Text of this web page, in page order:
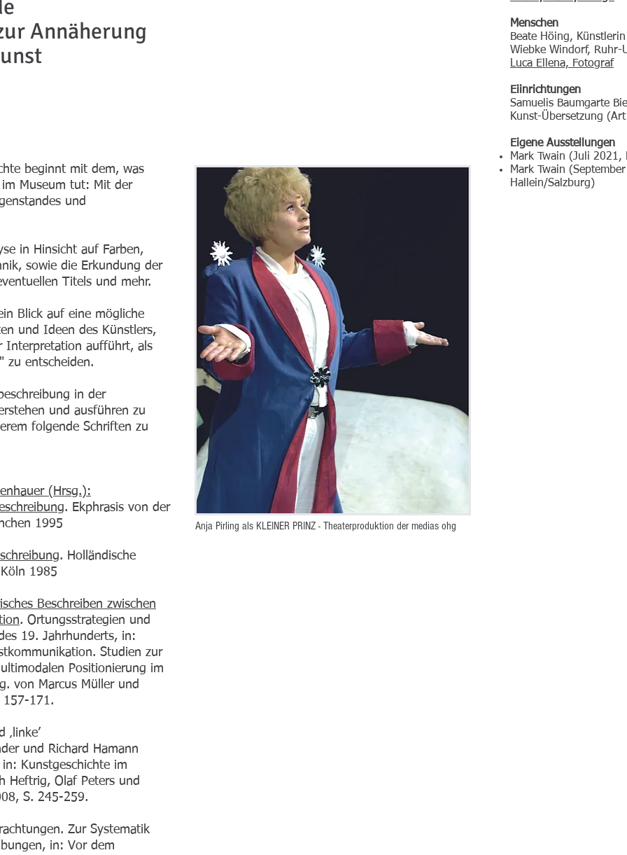
Annäherung
beginnt mit dem, was
im Museum tut: Mit der
und
in Hinsicht auf Farben,
sowie die Erkundung der
Titels und mehr.
Blick auf eine mögliche
und Ideen des Künstlers,
Interpretation aufführt, als
zu entscheiden.
in der
und ausführen zu
folgende Schriften zu
(Hrsg.):
. Ekphrasis von der
1995
. Holländische
1985
Beschreiben zwischen
. Ortungsstrategien und
19. Jahrhunderts, in:
Studien zur
Positionierung im
von Marcus Müller und
157-171.
‚linke’
und Richard Hamann
Kunstgeschichte im
Heftrig, Olaf Peters und
S. 245-259.
Zur Systematik
in: Vor dem
Menschen
Beate Höing, Künstlerin
Wiebke Windorf, Ruhr-
Luca Ellena, Fotograf
Eiinrichtungen
Samuelis Baumgarte
Kunst-Übersetzung
Eigene Ausstellungen
Mark Twain (Juli 2021,
Mark Twain
Hallein/Salzburg)
Anja Pirling als KLEINER PRINZ - Theaterproduktion der medias ohg